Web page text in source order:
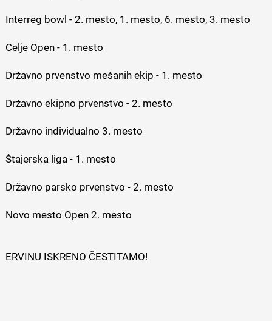
Interreg bowl - 2. mesto, 1. mesto, 6. mesto, 3. mesto
Celje Open - 1. mesto
Državno prvenstvo mešanih ekip - 1. mesto
Državno ekipno prvenstvo - 2. mesto
Državno individualno 3. mesto
Štajerska liga - 1. mesto
Državno parsko prvenstvo - 2. mesto
Novo mesto Open 2. mesto
ERVINU ISKRENO ČESTITAMO!